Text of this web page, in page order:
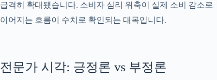
급격히 확대됐습니다. 소비자 심리 위축이 실제 소비 감소로
이어지는 흐름이 수치로 확인되는 대목입니다.
전문가 시각: 긍정론 vs 부정론